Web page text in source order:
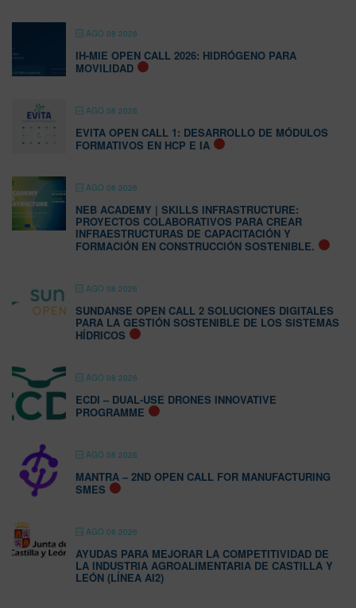
AGO 08 2026
IH-MIE OPEN CALL 2026: HIDRÓGENO PARA
MOVILIDAD
AGO 08 2026
EVITA OPEN CALL 1: DESARROLLO DE MÓDULOS
FORMATIVOS EN HCP E IA
AGO 08 2026
NEB ACADEMY | SKILLS INFRASTRUCTURE:
PROYECTOS COLABORATIVOS PARA CREAR
INFRAESTRUCTURAS DE CAPACITACIÓN Y
FORMACIÓN EN CONSTRUCCIÓN SOSTENIBLE.
AGO 08 2026
SUNDANSE OPEN CALL 2 SOLUCIONES DIGITALES
PARA LA GESTIÓN SOSTENIBLE DE LOS SISTEMAS
HÍDRICOS
AGO 08 2026
ECDI – DUAL-USE DRONES INNOVATIVE
PROGRAMME
AGO 08 2026
MANTRA – 2ND OPEN CALL FOR MANUFACTURING
SMES
AGO 08 2026
AYUDAS PARA MEJORAR LA COMPETITIVIDAD DE
LA INDUSTRIA AGROALIMENTARIA DE CASTILLA Y
LEÓN (LÍNEA AI2)